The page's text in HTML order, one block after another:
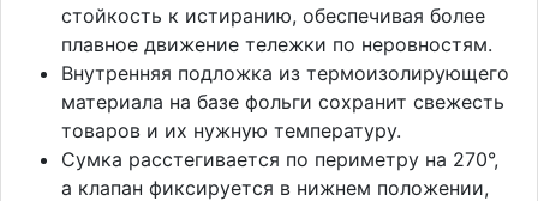
стойкость к истиранию, обеспечивая более
плавное движение тележки по неровностям.
Внутренняя подложка из термоизолирующего
материала на базе фольги сохранит свежесть
товаров и их нужную температуру.
Сумка расстегивается по периметру на 270°,
а клапан фиксируется в нижнем положении,